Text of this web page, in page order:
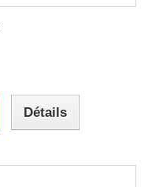
Détails